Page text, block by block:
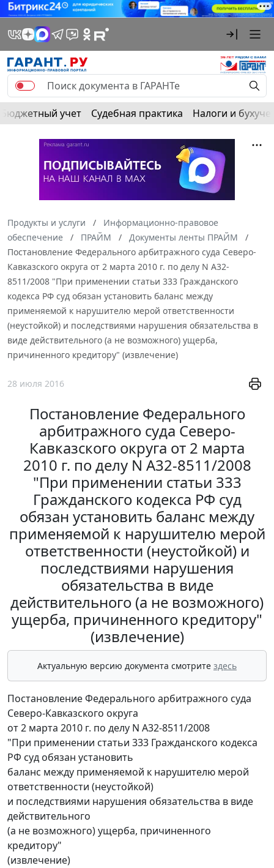
Бюджетный учет Судебная практика Налоги и
Продукты и услуги
Информационно-правовое
обеспечение
ПРАЙМ
Документы ленты ПРАЙМ
Постановление Федерального арбитражного суда Северо-
Кавказского округа от 2 марта 2010 г. по делу N А32-
8511/2008 "При применении статьи 333 Гражданского
кодекса РФ суд обязан установить баланс между
применяемой к нарушителю мерой ответственности
(неустойкой) и последствиями нарушения обязательства в
виде действительного (а не возможного) ущерба,
причиненного кредитору" (извлечение)
28 июля 2016
Постановление Федерального
арбитражного суда Северо-
Кавказского округа от 2 марта
2010 г. по делу N А32-8511/2008
"При применении статьи 333
Гражданского кодекса РФ суд
обязан установить баланс между
применяемой к нарушителю мерой
ответственности (неустойкой) и
последствиями нарушения
обязательства в виде
действительного (а не возможного)
ущерба, причиненного кредитору"
(извлечение)
Актуальную версию документа смотрите здесь
Постановление Федерального арбитражного суда
Северо-Кавказского округа
от 2 марта 2010 г. по делу N А32-8511/2008
"При применении статьи 333 Гражданского кодекса
РФ суд обязан установить
баланс между применяемой к нарушителю мерой
ответственности (неустойкой)
и последствиями нарушения обязательства в виде
действительного
(а не возможного) ущерба, причиненного
кредитору"
(извлечение)